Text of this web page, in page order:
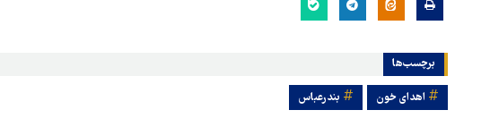
برچسب‌ها
اهدای خون بندرعباس